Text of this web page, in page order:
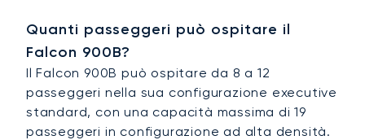
Quanti passeggeri può ospitare il
Falcon 900B?
Il Falcon 900B può ospitare da 8 a 12
passeggeri nella sua configurazione executive
standard, con una capacità massima di 19
passeggeri in configurazione ad alta densità.